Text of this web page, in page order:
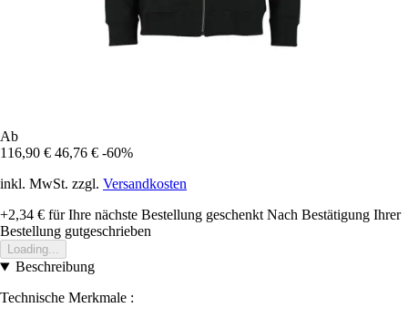
Ab
116,90 € 46,76 € -60%
inkl. MwSt. zzgl. Versandkosten
+2,34 € für Ihre nächste Bestellung geschenkt Nach Bestätigung Ihrer
Bestellung gutgeschrieben
Loading...
Beschreibung
Technische Merkmale :